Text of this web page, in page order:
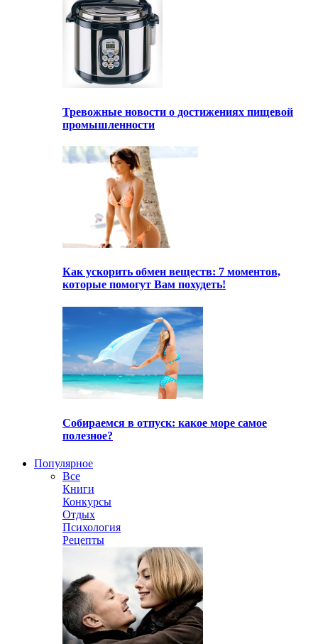
Тревожные новости о достижениях пищевой
промышленности
Как ускорить обмен веществ: 7 моментов,
которые помогут Вам похудеть!
Собираемся в отпуск: какое море самое
полезное?
Популярное
Все
Книги
Конкурсы
Отдых
Психология
Рецепты